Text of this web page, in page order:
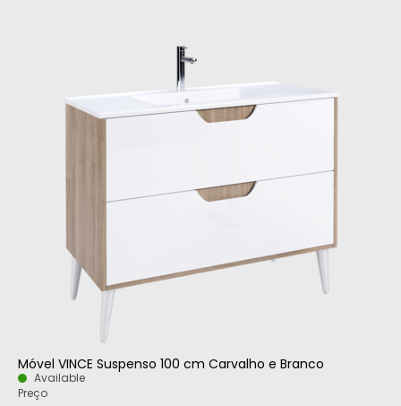
Móvel VINCE Suspenso 100 cm Carvalho e Branco
Available
Preço